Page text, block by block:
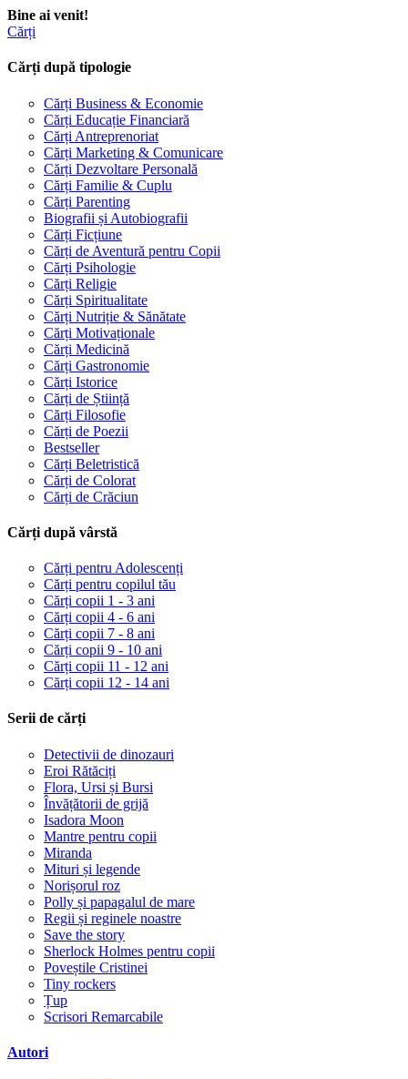
Bine ai venit!
Cărți
Cărți după tipologie
Cărți Business & Economie
Cărți Educație Financiară
Cărți Antreprenoriat
Cărți Marketing & Comunicare
Cărți Dezvoltare Personală
Cărți Familie & Cuplu
Cărți Parenting
Biografii și Autobiografii
Cărți Ficțiune
Cărți de Aventură pentru Copii
Cărți Psihologie
Cărți Religie
Cărți Spiritualitate
Cărți Nutriție & Sănătate
Cărți Motivaționale
Cărți Medicină
Cărți Gastronomie
Cărți Istorice
Cărți de Știință
Cărți Filosofie
Cărți de Poezii
Bestseller
Cărți Beletristică
Cărți de Colorat
Cărți de Crăciun
Cărți după vârstă
Cărți pentru Adolescenți
Cărți pentru copilul tău
Cărți copii 1 - 3 ani
Cărți copii 4 - 6 ani
Cărți copii 7 - 8 ani
Cărți copii 9 - 10 ani
Cărți copii 11 - 12 ani
Cărți copii 12 - 14 ani
Serii de cărți
Detectivii de dinozauri
Eroi Rătăciți
Flora, Ursi și Bursi
Învățătorii de grijă
Isadora Moon
Mantre pentru copii
Miranda
Mituri și legende
Norișorul roz
Polly și papagalul de mare
Regii și reginele noastre
Save the story
Sherlock Holmes pentru copii
Poveștile Cristinei
Tiny rockers
Țup
Scrisori Remarcabile
Autori